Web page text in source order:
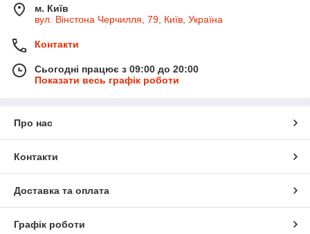
м. Київ
вул. Вінстона Черчилля, 79, Київ, Україна
Контакти
Сьогодні працює з 09:00 до 20:00
Показати весь графік роботи
Про нас
Контакти
Доставка та оплата
Графік роботи